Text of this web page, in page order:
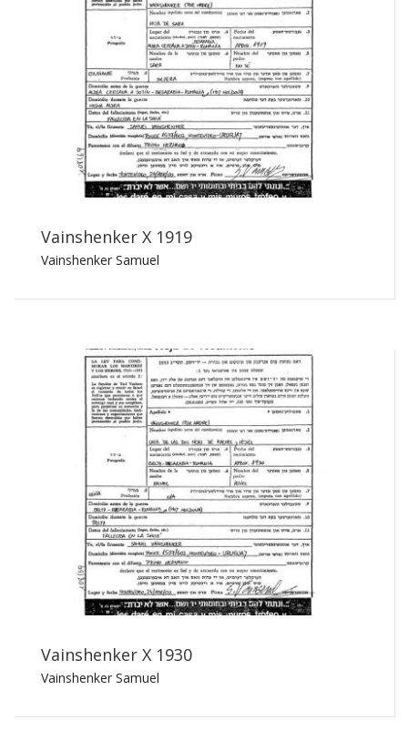
Vainshenker X 1919
Vainshenker Samuel
Vainshenker X 1930
Vainshenker Samuel